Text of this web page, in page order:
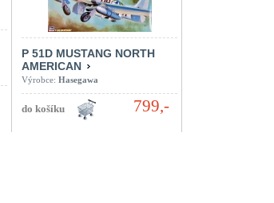
P 51D MUSTANG NORTH
AMERICAN
Výrobce: Hasegawa
799,-